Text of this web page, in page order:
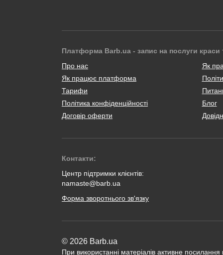
Платформа Barb.ua - запис на послуги краси
Про нас
Як працює платформа
Тарифи
Політика конфіденційності
Договір оферти
Як
Блог
Контакти:
Центр підтримки клієнтів:
namaste@barb.ua
Форма зворотнього зв'язку
© 2026 Barb.ua
При використанні матеріалів активне